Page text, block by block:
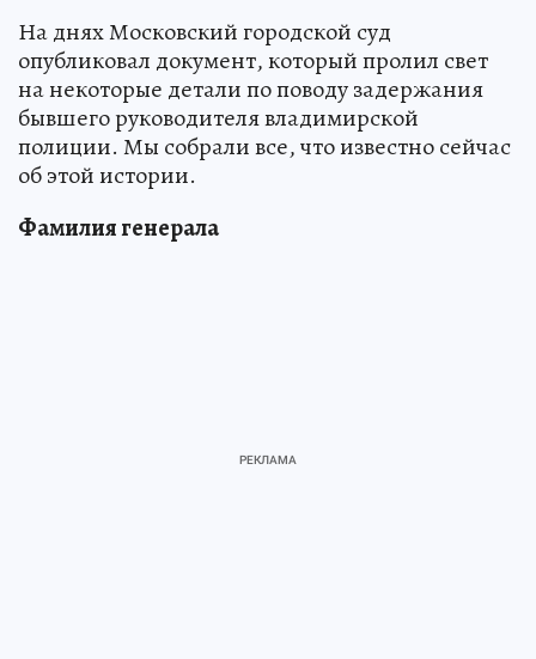
На днях Московский городской суд
опубликовал документ, который пролил свет
на некоторые детали по поводу задержания
бывшего руководителя владимирской
полиции. Мы собрали все, что известно сейчас
об этой истории.
Фамилия генерала